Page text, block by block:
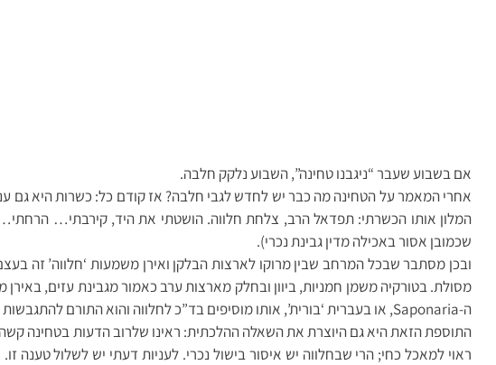
אם בשבוע שעבר “ניגבנו טחינה”, השבוע נלקק חלבה.
אחרי המאמר על הטחינה מה כבר יש לחדש לגבי חלבה? אז קודם כל: כשרות היא גם
המלון אותו הכשרתי: תפדאל הרב, צלחת חלווה. הושטתי את היד, קירבתי…
שכמובן אסור באכילה מדין גבינת נכרי).
ובכן מסתבר שבכל המרחב שבין מרוקו לארצות הבלקן ואירן משמעות ‘חלווה’ זה
מסולת. בטורקיה משמן חמניות, ביוון ובחלק מארצות ערב כאמור מגבינת עזים,
ה-Saponaria, או בעברית ‘בורית’, אותו מוסיפים בד”כ לחלווה והוא התורם להתגבשות לגוש אחד.
התוספת הזאת היא גם היוצרת את השאלה ההלכתית: ראינו שלרוב הדעות בטחינה קשה
ראוי למאכל כחי; הרי שבחלווה יש איסור בישול נכרי. לעניות דעתי יש לשלול